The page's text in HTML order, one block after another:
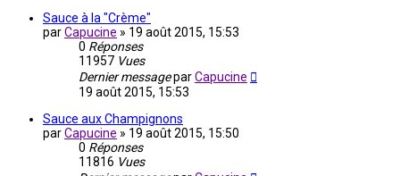
Sauce à la "Crème"
parCapucine » 19 août 2015, 15:53
0 Réponses
11957 Vues
Dernier messageparCapucine
19 août 2015, 15:53
Sauce aux Champignons
parCapucine » 19 août 2015, 15:50
0 Réponses
11816 Vues